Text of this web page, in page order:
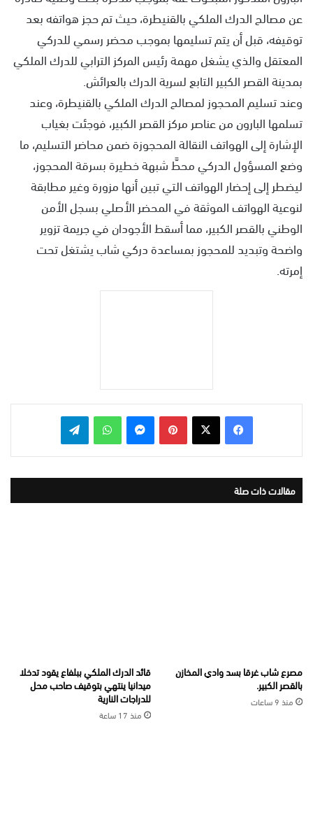
عن مصالح الدرك الملكي بالقنيطرة، حيث تم حجز هواتفه بعد
توقيفه، قبل أن يتم تسليمها بموجب محضر رسمي للدركي
المعتقل والذي يشغل مهمة رئيس المركز الترابي للدرك الملكي
بمدينة القصر الكبير التابع لسرية الدرك بالعرائش.
وعند تسليم المحجوز لمصالح الدرك الملكي بالقنيطرة، وعند
تسلمها البارون من عناصر مركز القصر الكبير، فوجئت بغياب
الإشارة إلى الهواتف النقالة المحجوزة ضمن محاضر التسليم، ما
وضع المسؤول الدركي محطَّ شبهة خطيرة بسرقة المحجوز،
ليضطر إلى إحضار الهواتف التي تبين أنها مزورة وغير مطابقة
لنوعية الهواتف الموثقة في المحضر الأصلي بسجل الأمن
الوطني بالقصر الكبير، مما أسقط الأجودان في جريمة تزوير
واضحة وتبديد للمحجوز بمساعدة دركي شاب يشتغل تحت
إمرته.
بينتيريست واتساب
مقالات ذات صلة
مصرع شاب غرقا بسد وادي المخازن
بالقصر الكبير.
منذ 9 ساعات
قائد الدرك الملكي ببلفاع يقود تدخلا
ميدانيا ينتهي بتوقيف صاحب محل
للدراجات النارية
منذ 17 ساعة